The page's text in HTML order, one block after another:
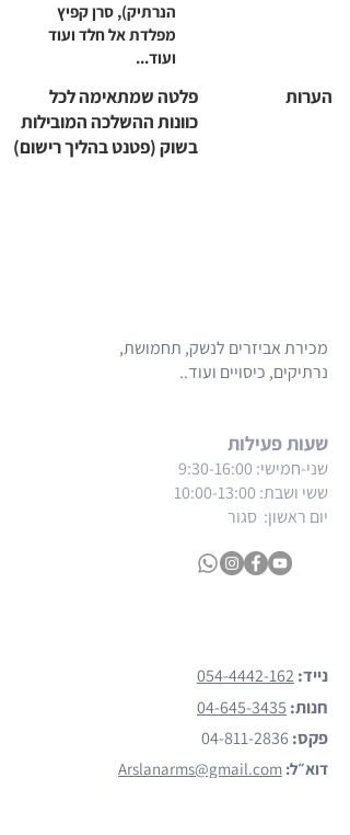
הנרתיק), סרן קפיץ
מפלדת אל חלד ועוד
ועוד...
פלטה שמתאימה לכל
כוונות ההשלכה המובילות
בשוק (פטנט בהליך רישום)
הערות
מכירת אביזרים לנשק, תחמושת,
נרתיקים, כיסויים ועוד..
שעות פעילות
שני-חמישי: 9:30-16:00
ששי ושבת: 10:00-13:00
יום ראשון: סגור
נייד: 054-4442-162
חנות: 04-645-3435
פקס:04-811-2836
דוא״ל: Arslanarms@gmail.com